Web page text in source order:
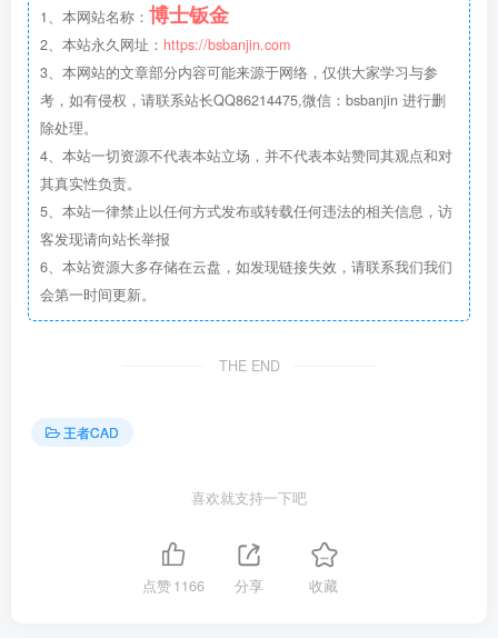
1、本网站名称： 博士钣金
2、本站永久网址： https://bsbanjin.com
3、本网站的文章部分内容可能来源于网络，仅供大家学习与参
考，如有侵权，请联系站长QQ86214475,微信：bsbanjin 进行删
除处理。
4、本站一切资源不代表本站立场，并不代表本站赞同其观点和对
其真实性负责。
5、本站一律禁止以任何方式发布或转载任何违法的相关信息，访
客发现请向站长举报
6、本站资源大多存储在云盘，如发现链接失效，请联系我们我们
会第一时间更新。
THE END
王者CAD
喜欢就支持一下吧
点赞1166 分享 收藏